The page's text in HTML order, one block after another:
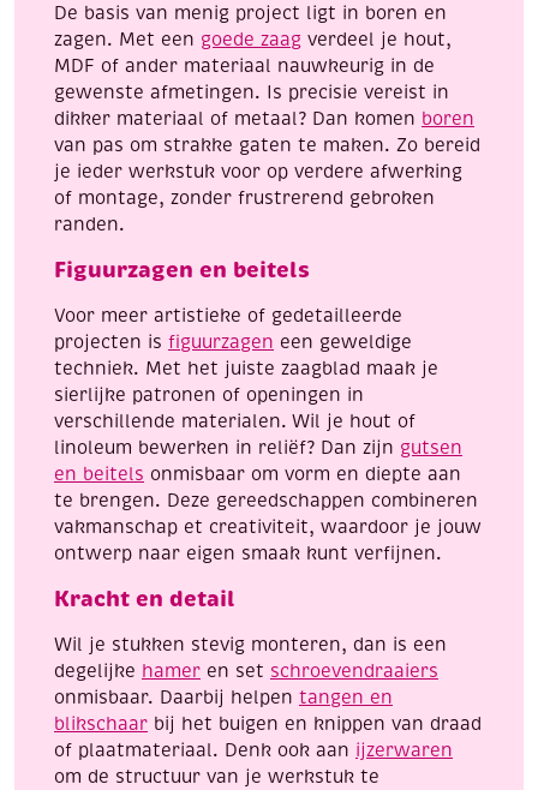
De basis van menig project ligt in boren en
zagen. Met een goede zaag verdeel je hout,
MDF of ander materiaal nauwkeurig in de
gewenste afmetingen. Is precisie vereist in
dikker materiaal of metaal? Dan komen boren
van pas om strakke gaten te maken. Zo bereid
je ieder werkstuk voor op verdere afwerking
of montage, zonder frustrerend gebroken
randen.
Figuurzagen en beitels
Voor meer artistieke of gedetailleerde
projecten is figuurzagen een geweldige
techniek. Met het juiste zaagblad maak je
sierlijke patronen of openingen in
verschillende materialen. Wil je hout of
linoleum bewerken in reliëf? Dan zijn gutsen
en beitels onmisbaar om vorm en diepte aan
te brengen. Deze gereedschappen combineren
vakmanschap et creativiteit, waardoor je jouw
ontwerp naar eigen smaak kunt verfijnen.
Kracht en detail
Wil je stukken stevig monteren, dan is een
degelijke hamer en set schroevendraaiers
onmisbaar. Daarbij helpen tangen en
blikschaar bij het buigen en knippen van draad
of plaatmateriaal. Denk ook aan ijzerwaren
om de structuur van je werkstuk te